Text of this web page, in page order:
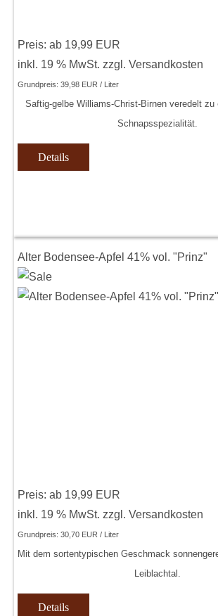
Preis: ab 19,99 EUR
inkl. 19 % MwSt. zzgl. Versandkosten
Grundpreis: 39,98 EUR / Liter
Saftig-gelbe Williams-Christ-Birnen veredelt zu
Schnapsspezialität.
Details
Alter Bodensee-Apfel 41% vol. "Prinz"
Preis: ab 19,99 EUR
inkl. 19 % MwSt. zzgl. Versandkosten
Grundpreis: 30,70 EUR / Liter
Mit dem sortentypischen Geschmack
Leiblachtal.
Details